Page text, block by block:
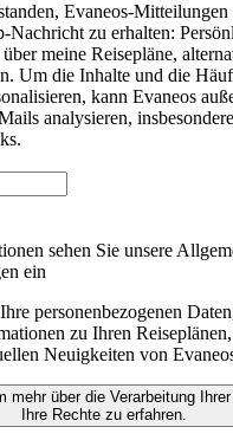
Evaneos-
Nachricht zu erhalten:
meine Reisepläne,
Um die Inhalte und die
kann Evaneos
analysieren,
sehen Sie unsere
ein
personenbezogenen
zu Ihren
Neuigkeiten von
mehr über die Verarbeitung
Ihre Rechte zu erfahren.